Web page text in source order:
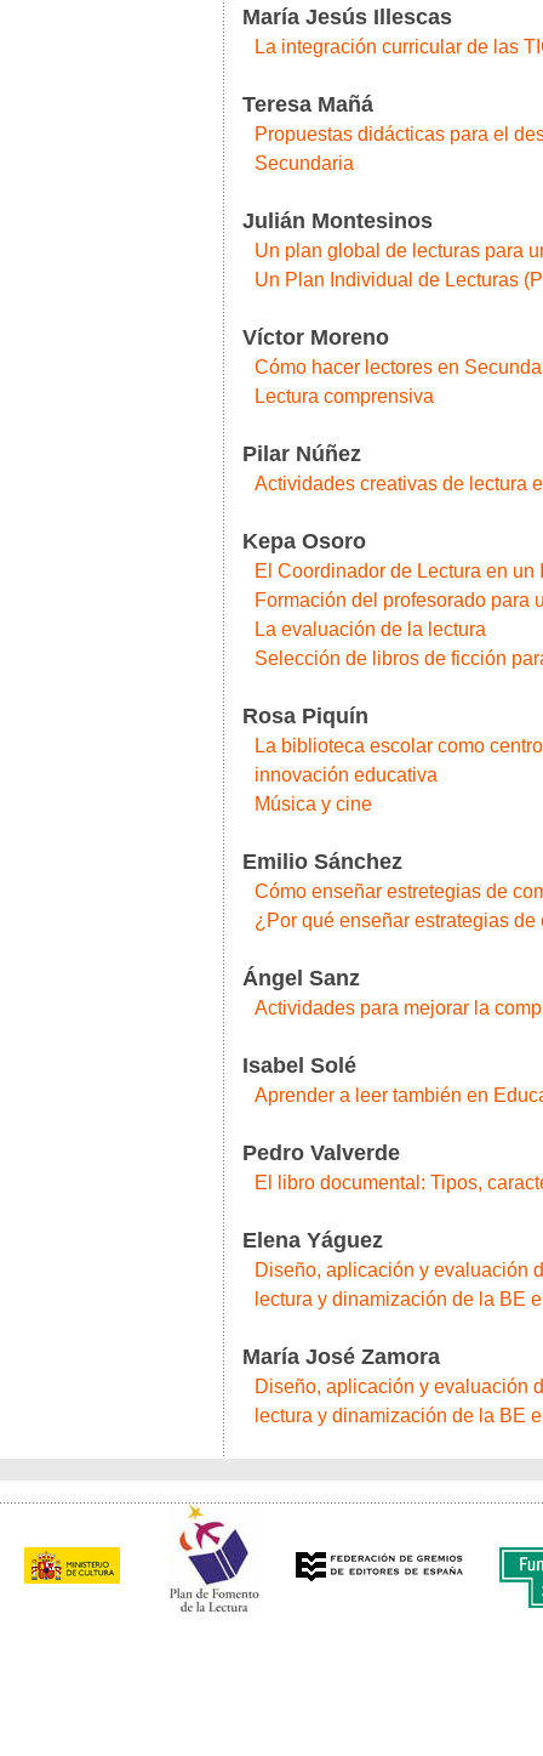
María Jesús Illescas
La integración curricular de las
Teresa Mañá
Propuestas didácticas para el
Secundaria
Julián Montesinos
Un plan global de lecturas para
Un Plan Individual de Lecturas
Víctor Moreno
Cómo hacer lectores en
Lectura comprensiva
Pilar Núñez
Actividades creativas de lectura
Kepa Osoro
El Coordinador de Lectura en un
Formación del profesorado para
La evaluación de la lectura
Selección de libros de ficción
Rosa Piquín
La biblioteca escolar como
innovación educativa
Música y cine
Emilio Sánchez
Cómo enseñar estretegias de
¿Por qué enseñar estrategias de
Ángel Sanz
Actividades para mejorar la
Isabel Solé
Aprender a leer también en
Pedro Valverde
El libro documental: Tipos,
Elena Yáguez
Diseño, aplicación y evaluación
lectura y dinamización de la BE
María José Zamora
Diseño, aplicación y evaluación
lectura y dinamización de la BE